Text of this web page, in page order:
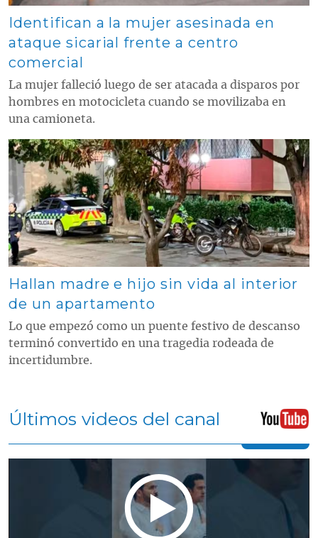
Identifican a la mujer asesinada en
ataque sicarial frente a centro
comercial
La mujer falleció luego de ser atacada a disparos por
hombres en motocicleta cuando se movilizaba en
una camioneta.
Contenido multimedia principal
Hallan madre e hijo sin vida al interior
de un apartamento
Lo que empezó como un puente festivo de descanso
terminó convertido en una tragedia rodeada de
incertidumbre.
Últimos videos del canal